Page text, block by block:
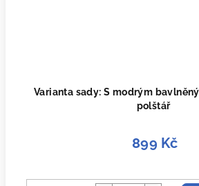
Varianta sady: S modrým
polštář
899 Kč